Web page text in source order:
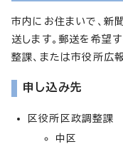
市内にお住まいで、新
送します。郵送を希望
整課、または市役所広
申し込み先
区役所区政調整課
中区